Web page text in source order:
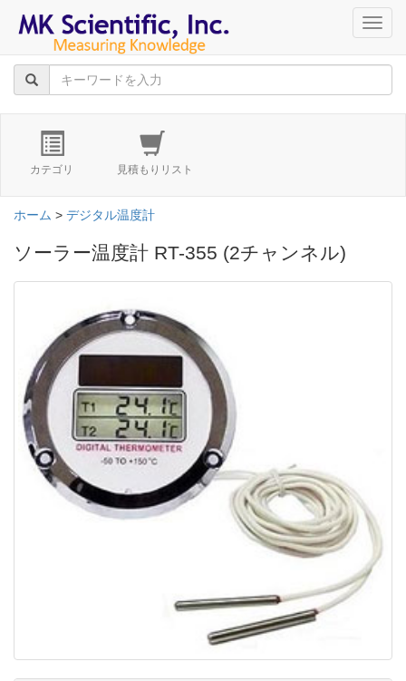
カテゴリ 見積もりリスト
ホーム > デジタル温度計
ソーラー温度計 RT-355 (2チャンネル)